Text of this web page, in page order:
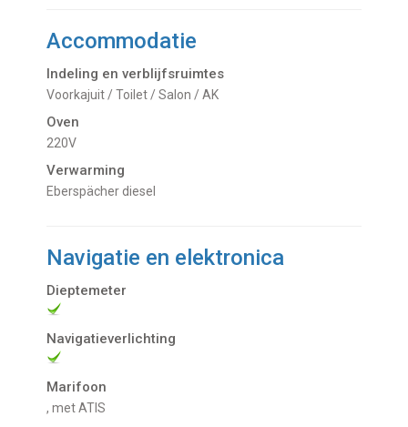
Accommodatie
Indeling en verblijfsruimtes
Voorkajuit / Toilet / Salon / AK
Oven
220V
Verwarming
Eberspächer diesel
Navigatie en elektronica
Dieptemeter
Navigatieverlichting
Marifoon
, met ATIS